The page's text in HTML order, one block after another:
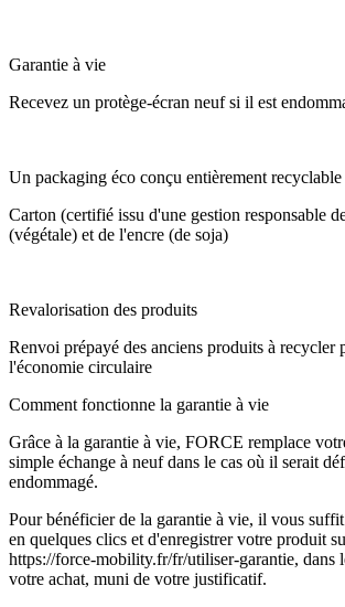
Garantie à vie
Recevez un protège-écran neuf si il est
Un packaging éco conçu entièrement recyclable
Carton (certifié issu d'une gestion responsable
(végétale) et de l'encre (de soja)
Revalorisation des produits
Renvoi prépayé des anciens produits à recycler
l'économie circulaire
Comment fonctionne la garantie à vie
Grâce à la garantie à vie, FORCE remplace
simple échange à neuf dans le cas où il serait
endommagé.
Pour bénéficier de la garantie à vie, il vous
en quelques clics et d'enregistrer votre produit
https://force-mobility.fr/fr/utiliser-garantie, dans
votre achat, muni de votre justificatif.